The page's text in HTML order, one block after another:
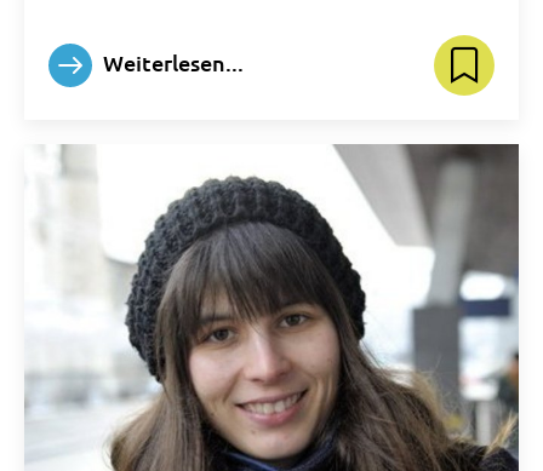
Weiterlesen...